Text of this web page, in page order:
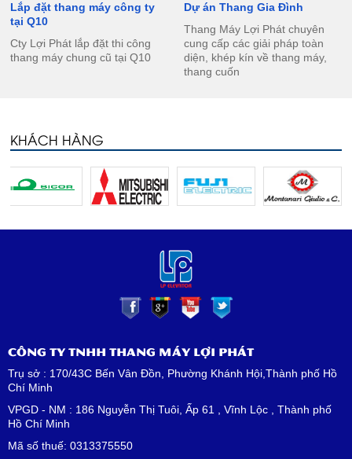
Lắp đặt thang máy công ty
tại Q10
Cty Lợi Phát lắp đặt thi công
thang máy chung cũ tại Q10
Dự án Thang Gia Đình
Thang Máy Lợi Phát chuyên
cung cấp các giải pháp toàn
diện, khép kín về thang máy,
thang cuốn
KHÁCH HÀNG
CÔNG TY TNHH THANG MÁY LỢI PHÁT
Trụ sở : 170/43C Bến Vân Đồn, Phường Khánh Hội,Thành phố Hồ
Chí Minh
VPGD - NM : 186 Nguyễn Thị Tuôi, Ấp 61 , Vĩnh Lộc , Thành phố
Hồ Chí Minh
Mã số thuế: 0313375550